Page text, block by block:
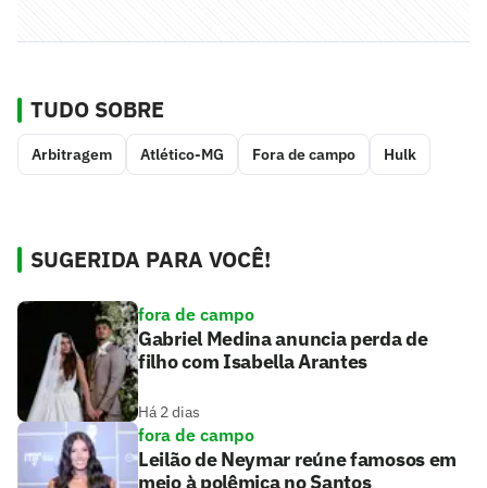
TUDO SOBRE
Arbitragem Atlético-MG Fora de campo Hulk
SUGERIDA PARA VOCÊ!
fora de campo
Gabriel Medina anuncia perda de
filho com Isabella Arantes
Há 2 dias
fora de campo
Leilão de Neymar reúne famosos em
meio à polêmica no Santos